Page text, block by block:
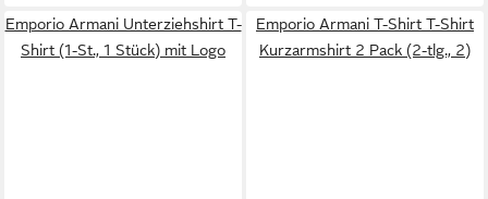
Emporio Armani Unterziehshirt T-
Shirt (1-St., 1 Stück) mit Logo
Emporio Armani T-Shirt T-Shirt
Kurzarmshirt 2 Pack (2-tlg., 2)